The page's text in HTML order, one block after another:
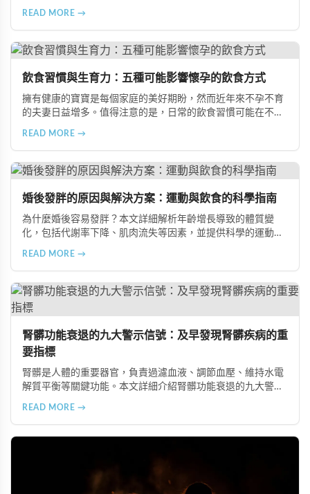
READ MORE →
飲食習慣與生育力：五種可能影響懷孕的飲食方式
擁有健康的寶寶是每個家庭的美好期盼，然而近年來不孕不育
的夫妻日益增多。值得注意的是，日常的飲食習慣可能在不知
在風險、長期素食的營養失衡，以及高油脂高蛋白飲食的負
擔，幫助準備懷孕的夫妻提升受孕機率。
READ MORE →
婚後發胖的原因與解決方案：運動與飲食的科學指南
為什麼婚後容易發胖？本文詳細解析年齡增長導致的體質變
化，包括代謝率下降、肌肉流失等因素，並提供科學的運動與
READ MORE →
腎髒功能衰退的九大警示信號：及早發現腎髒疾病的重
要指標
腎髒是人體的重要器官，負責過濾血液、調節血壓、維持水電
解質平衡等關鍵功能。本文詳細介紹腎髒功能衰退的九大警示
便困難以及頭暈伴隨耳鳴等症狀，幫助您及早發現腎髒疾病的
READ MORE →